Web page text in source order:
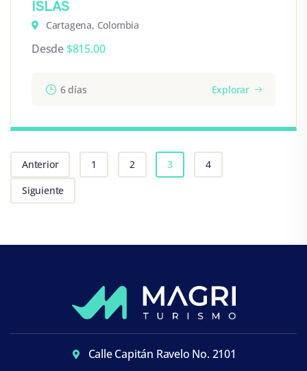
ISLAS
Cartagena, Colombia
Desde $815.00
6 días Explorar
Anterior 1 2 3
4
Siguiente
Calle Capitán Ravelo No. 2101